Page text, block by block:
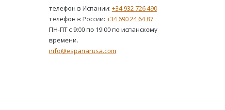
телефон в Испании: +34 932 726 490
телефон в России: +34 690 24 64 87
ПН-ПТ с 9:00 по 19:00 по испанскому
времени.
info@espanarusa.com